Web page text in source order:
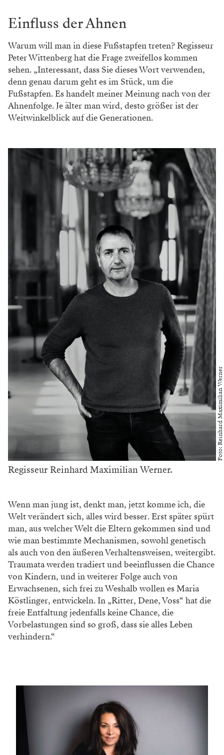
Einfluss der Ahnen
Warum will man in diese Fußstapfen treten? Regisseur
Peter Wittenberg hat die Frage zweifellos kommen
sehen. „Interessant, dass Sie dieses Wort verwenden,
denn genau darum geht es im Stück, um die
Fußstapfen. Es handelt meiner Meinung nach von der
Ahnenfolge. Je älter man wird, desto größer ist der
Weitwinkelblick auf die Generationen.
Foto: Reinhard Maximilian Werner
Regisseur Reinhard Maximilian Werner.
Wenn man jung ist, denkt man, jetzt komme ich, die
Welt verändert sich, alles wird besser. Erst später spürt
man, aus welcher Welt die Eltern gekommen sind und
wie man bestimmte Mechanismen, sowohl genetisch
als auch von den äußeren Verhaltensweisen, weitergibt.
Traumata werden tradiert und beeinflussen die Chance
von Kindern, und in weiterer Folge auch von
Erwachsenen, sich frei zu Weshalb wollen es Maria
Köstlinger, entwickeln. In „Ritter, Dene, Voss“ hat die
freie Entfaltung jedenfalls keine Chance, die
Vorbelastungen sind so groß, dass sie alles Leben
verhindern.“